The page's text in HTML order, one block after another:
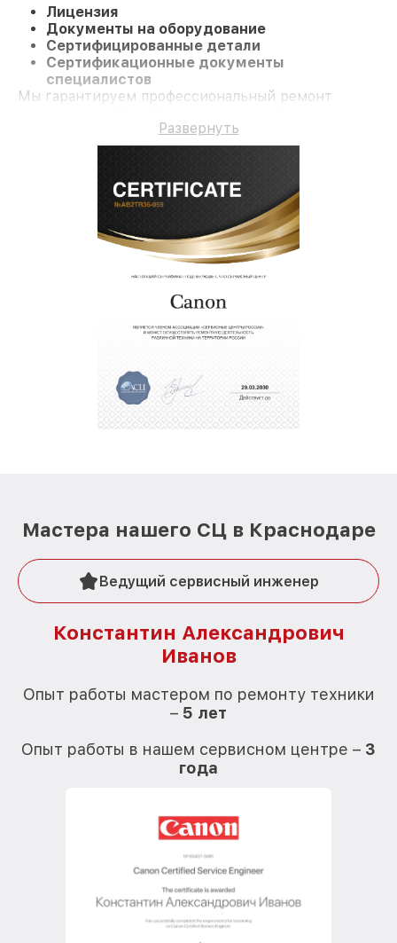
Лицензия
Документы на оборудование
Сертифицированные детали
Сертификационные документы
специалистов
Мы гарантируем профессиональный ремонт
Развернуть
Мастера нашего СЦ в Краснодаре
Ведущий сервисный инженер
Константин Александрович
Иванов
Опыт работы мастером по ремонту техники
– 5 лет
Опыт работы в нашем сервисном центре – 3
года